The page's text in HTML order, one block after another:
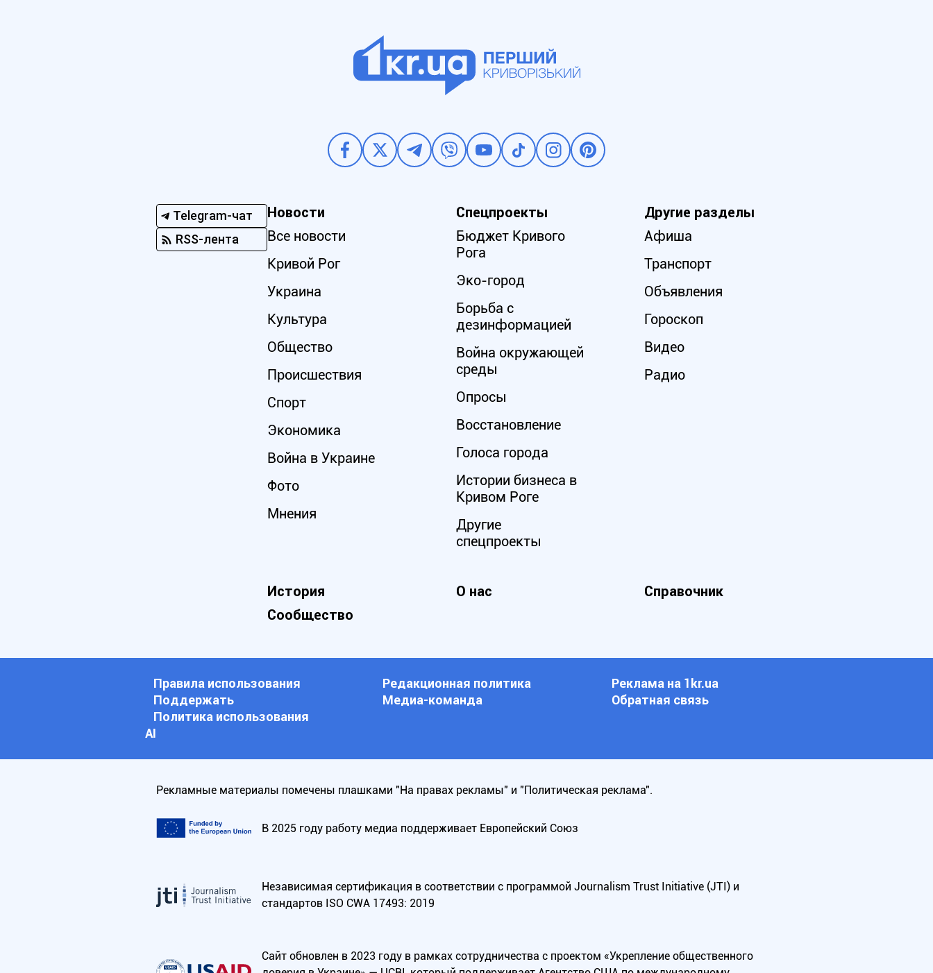
Telegram-чат
RSS-лента
Новости
Все новости
Кривой Рог
Украина
Культура
Общество
Происшествия
Спорт
Экономика
Война в Украине
Фото
Мнения
Спецпроекты
Бюджет Кривого
Рога
Эко-город
Борьба с
дезинформацией
Война окружающей
среды
Опросы
Восстановление
Голоса города
Истории бизнеса в
Кривом Роге
Другие
спецпроекты
Другие разделы
Афиша
Транспорт
Объявления
Гороскоп
Видео
Радио
История О нас
Справочник
Сообщество
Правила использования Редакционная политика
Реклама на 1kr.ua
Поддержать
Медиа-команда
Обратная связь
Политика использования
АI
Рекламные материалы помечены плашками "На правах рекламы" и "Политическая реклама".
В 2025 году работу медиа поддерживает Европейский Союз
Независимая сертификация в соответствии с программой Journalism Trust Initiative (JTI) и
стандартов ISO CWA 17493: 2019
Сайт обновлен в 2023 году в рамках сотрудничества с проектом «Укрепление общественного